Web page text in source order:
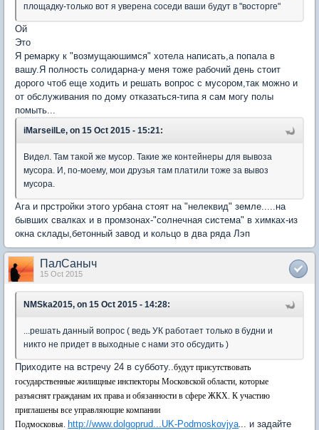
площадку-только вот я уверена соседи ваши будут в "восторге"
Ой
Это
Я ремарку к "возмущаюшимся" хотела написать,а попала в
вашу.Я полность солидарна-у меня тоже рабочий день стоит
дорого чтоб еще ходить и решать вопрос с мусором,так можно и
от обслуживания по дому отказаться-типа я сам могу полы
помыть...
iMarseilLe, on 15 Oct 2015 - 15:21:
Видел. Там такой же мусор. Такие же контейнеры для вывоза
мусора. И, по-моему, мои друзья там платили тоже за вывоз
мусора.
Ага и прстройки этого урбана стоят на "нелеквид" земле.....на
бывших свалках и в промзонах-"солнечная система" в химках-из
окна склады,бетонный завод и кольцо в два ряда Лэп
ПалСаныч
15 Oct 2015
NMSka2015, on 15 Oct 2015 - 14:28:
...решать данный вопрос ( ведь УК работает только в будни и
никто не придет в выходные с нами это обсудить )
Приходите на встречу 24 в субботу.. будут присутствовать
государственные жилищные инспекторы Московской области, которые
разъяснят гражданам их права и обязанности в сфере ЖКХ. К участию
приглашены все управляющие компании
Подмосковья. http://www.dolgoprud...UK-Podmoskovjya
.. и задайте